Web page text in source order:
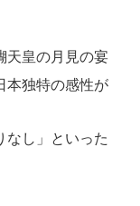
天皇の月見の宴
本独特の感性が
なし」といった